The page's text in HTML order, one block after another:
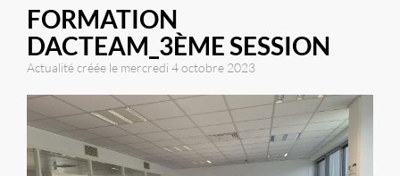
FORMATION
DACTEAM_3ÈME SESSION
Actualité créée le mercredi 4 octobre 2023